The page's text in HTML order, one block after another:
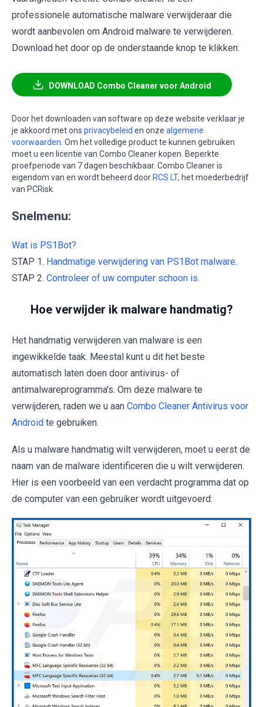
professionele automatische malware verwijderaar die
wordt aanbevolen om Android malware te verwijderen.
Download het door op de onderstaande knop te klikken:
DOWNLOAD Combo Cleaner voor Android
Door het downloaden van software op deze website verklaar je
je akkoord met ons privacybeleid en onze algemene
voorwaarden . Om het volledige product te kunnen gebruiken
moet u een licentie van Combo Cleaner kopen. Beperkte
proefperiode van 7 dagen beschikbaar. Combo Cleaner is
eigendom van en wordt beheerd doorRCS LT, het moederbedrijf
van PCRisk.
Snelmenu:
Wat is PS1Bot?
STAP 1. Handmatige verwijdering van PS1Bot malware.
STAP 2. Controleer of uw computer schoon is.
Hoe verwijder ik malware handmatig?
Het handmatig verwijderen van malware is een
ingewikkelde taak. Meestal kunt u dit het beste
automatisch laten doen door antivirus- of
antimalwareprogramma's. Om deze malware te
verwijderen, raden we u aan Combo Cleaner Antivirus voor
Android te gebruiken.
Als u malware handmatig wilt verwijderen, moet u eerst de
naam van de malware identificeren die u wilt verwijderen.
Hier is een voorbeeld van een verdacht programma dat op
de computer van een gebruiker wordt uitgevoerd: